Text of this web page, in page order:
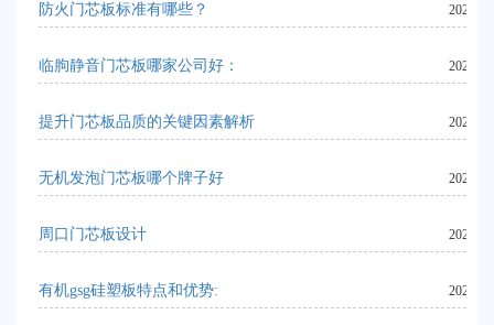
防火门芯板标准有哪些？ 2024-
临朐静音门芯板哪家公司好： 2024-
提升门芯板品质的关键因素解析 2024-
无机发泡门芯板哪个牌子好 2024-
周口门芯板设计 2024-
有机gsg硅塑板特点和优势: 2023-